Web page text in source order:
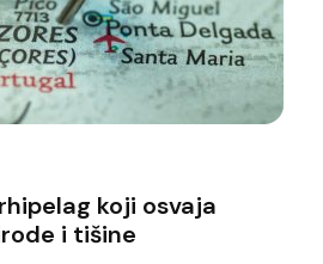
koji osvaja
i tišine